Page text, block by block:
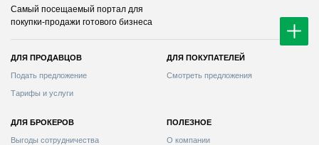
Самый посещаемый портал для
покупки-продажи готового бизнеса
ДЛЯ ПРОДАВЦОВ
Тарифы и услуги
ДЛЯ ПОКУПАТЕЛЕЙ
Смотреть предложения
ДЛЯ БРОКЕРОВ
Выгоды сотрудничества
ПОЛЕЗНОЕ
О компании